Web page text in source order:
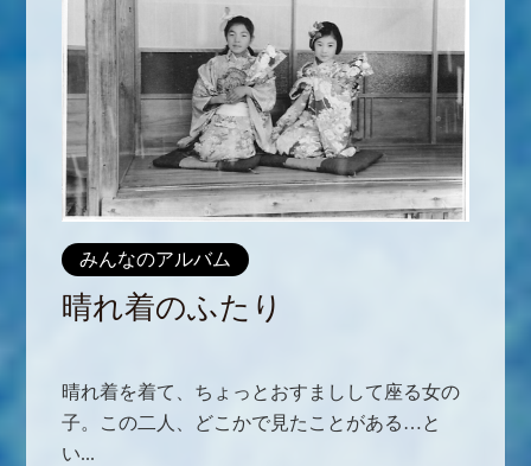
みんなのアルバム
晴れ着のふたり
晴れ着を着て、ちょっとおすましして座る女の
子。この二人、どこかで見たことがある…と
い...